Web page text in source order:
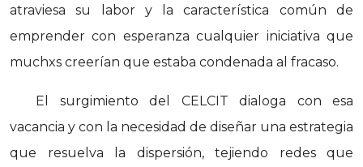
atraviesa su labor y la característica común de
emprender con esperanza cualquier iniciativa que
muchxs creerían que estaba condenada al fracaso.
El surgimiento del CELCIT dialoga con esa
vacancia y con la necesidad de diseñar una estrategia
que resuelva la dispersión, tejiendo redes que